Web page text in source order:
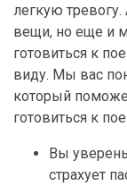
легкую тревогу.
вещи, но еще и
готовиться к
виду. Мы вас
который
готовиться к
Вы
страхует